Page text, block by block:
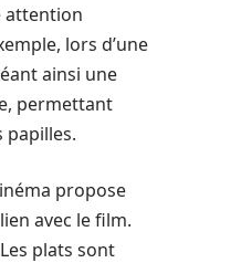
attention
lors d’une
ainsi une
permettant
papilles.
propose
avec le film.
plats sont